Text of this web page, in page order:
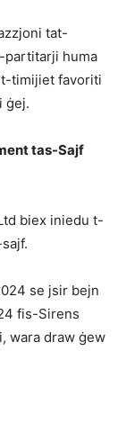
tat-
huma
timijiet favoriti
ġej.
tas-Sajf
biex iniedu t-
se jsir bejn
fis-Sirens
wara draw ġew